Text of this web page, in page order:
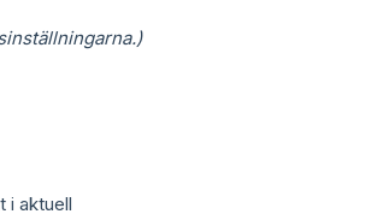
i aktuell